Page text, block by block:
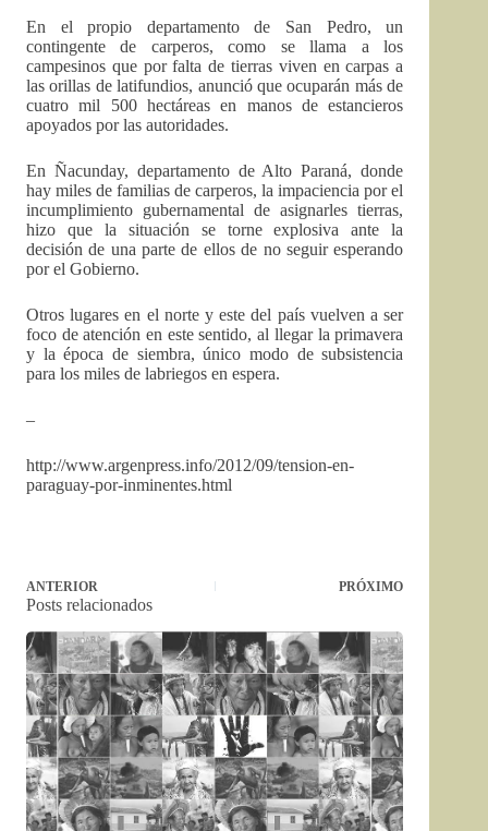
En el propio departamento de San Pedro, un
contingente de carperos, como se llama a los
campesinos que por falta de tierras viven en carpas a
las orillas de latifundios, anunció que ocuparán más de
cuatro mil 500 hectáreas en manos de estancieros
apoyados por las autoridades.
En Ñacunday, departamento de Alto Paraná, donde
hay miles de familias de carperos, la impaciencia por el
incumplimiento gubernamental de asignarles tierras,
hizo que la situación se torne explosiva ante la
decisión de una parte de ellos de no seguir esperando
por el Gobierno.
Otros lugares en el norte y este del país vuelven a ser
foco de atención en este sentido, al llegar la primavera
y la época de siembra, único modo de subsistencia
para los miles de labriegos en espera.
–
http://www.argenpress.info/2012/09/tension-en-
paraguay-por-inminentes.html
ANTERIOR PRÓXIMO
Posts relacionados